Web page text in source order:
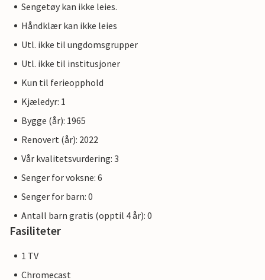
Sengetøy kan ikke leies.
Håndklær kan ikke leies
Utl. ikke til ungdomsgrupper
Utl. ikke til institusjoner
Kun til ferieopphold
Kjæledyr: 1
Bygge (år): 1965
Renovert (år): 2022
Vår kvalitetsvurdering: 3
Senger for voksne: 6
Senger for barn: 0
Antall barn gratis (opptil 4 år): 0
Fasiliteter
1 TV
Chromecast